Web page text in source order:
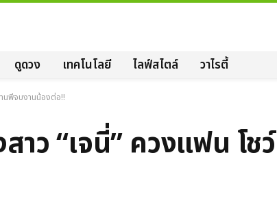
ดูดวง เทคโนโลยี ไลฟ์สไตล์ วาไรตี้
านพี่จบงานน้องต่อ!!
าว “เจนี่” ควงแฟน โช